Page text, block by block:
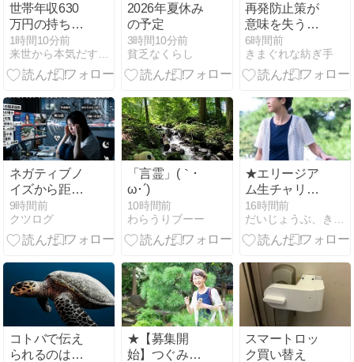
世帯年収630
万円の持ち家
夫婦「賃貸に
すればよかっ
た」
1時間10分前
来世から本気だす速報
2026年夏休み
の予定
3時間10分前
貧乏なくらし
再発防止策が
意味を失う理
由｜ミスの原
因を隠す職場
で真面目な人
6時間前
きまぐれな紡ぎ手
ネガティブノ
イズから距離
を置こう
9時間前
クツログ
「言霊」(｀･
ω･´)
10時間前
わらうりブーー
★エリージア
ム生チャリテ
ィーオープン
カウンセリン
グしていま
16時間前
だいじょうぶ、きっと飛び立てる。
コトバで伝え
られるのは五
★【募集開
始】つぐみと
スマートロッ
ク買い替え